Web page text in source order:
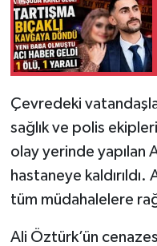
Çevredeki
sağlık ve polis
olay yerinde yapılan
hastaneye
tüm müdahalelere
Ali Öztürk’ün